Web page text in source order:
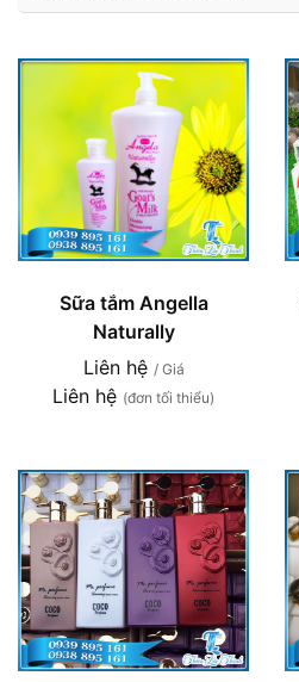
Sữa tắm Angella
Naturally
Liên hệ / Giá
Liên hệ (đơn tối thiểu)